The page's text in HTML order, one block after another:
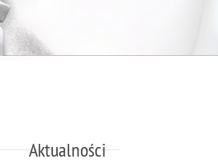
Aktualności